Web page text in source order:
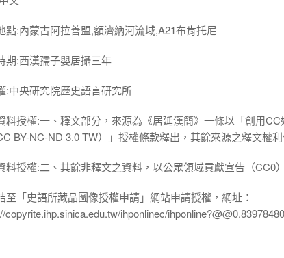
點:內蒙古阿拉善盟,額濟納河流域,A21布肯托尼
期:西漢孺子嬰居攝三年
:中央研究院歷史語言研究所
料授權:一、釋文部分，來源為《居延漢簡》一條以「創用
BY-NC-ND 3.0 TW）」授權條款釋出，其餘來源之釋文權利
料授權:二、其餘非釋文之資料，以公眾領域貢獻宣告（CC0
至「史語所藏品圖像授權申請」網站申請授權，網址：
copyrite.ihp.sinica.edu.tw/ihponlinec/